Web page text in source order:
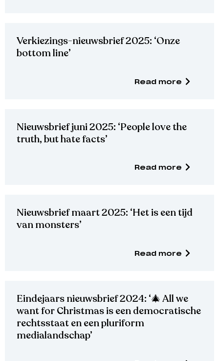
Verkiezings-nieuwsbrief 2025: ‘Onze
bottom line’
Read more
Nieuwsbrief juni 2025: ‘People love the
truth, but hate facts’
Read more
Nieuwsbrief maart 2025: ‘Het is een tijd
van monsters’
Read more
Eindejaars nieuwsbrief 2024: ‘🎄 All we
want for Christmas is een democratische
rechtsstaat en een pluriform
medialandschap’